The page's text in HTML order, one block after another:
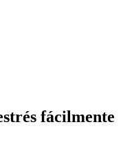
fácilmente